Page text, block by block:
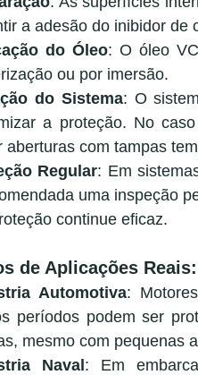
a adesão do inibidor de
do Óleo: O óleo
ou por imersão.
do Sistema: O
a proteção. No
aberturas com tampas
Regular: Em
uma inspeção
continue eficaz.
de Aplicações Reais:
Automotiva:
períodos podem ser
mesmo com pequenas
Naval: Em